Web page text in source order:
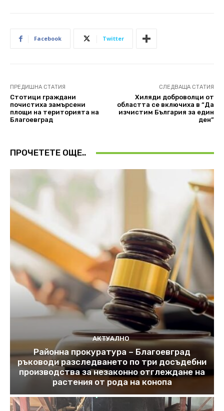
Facebook Twitter
ПРЕДИШНА СТАТИЯ
Стотици граждани
почистиха замърсени
площи на територията на
Благоевград
СЛЕДВАЩА СТАТИЯ
Хиляди доброволци от
областта се включиха в “Да
изчистим България за един
ден”
ПРОЧЕТЕТЕ ОЩЕ..
АКТУАЛНО
Районна прокуратура – Благоевград
ръководи разследването по три досъдебни
производства за незаконно отглеждане на
растения от рода на конопа